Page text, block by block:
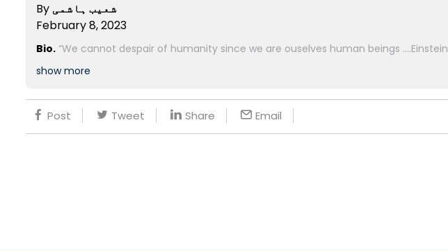
By شعیب ہاشمی
February 8, 2023
Bio. “We cannot despair of humanity since we are ouselves human beings ….Einstein
show more
Post Tweet Share Email